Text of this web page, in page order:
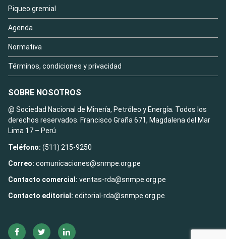
Piqueo gremial
Agenda
Normativa
Términos, condiciones y privacidad
SOBRE NOSOTROS
@ Sociedad Nacional de Minería, Petróleo y Energía. Todos los
derechos reservados. Francisco Graña 671, Magdalena del Mar
Lima 17 – Perú
Teléfono: (511) 215-9250
Correo: comunicaciones@snmpe.org.pe
Contacto comercial: ventas-rda@snmpe.org.pe
Contacto editorial: editorial-rda@snmpe.org.pe